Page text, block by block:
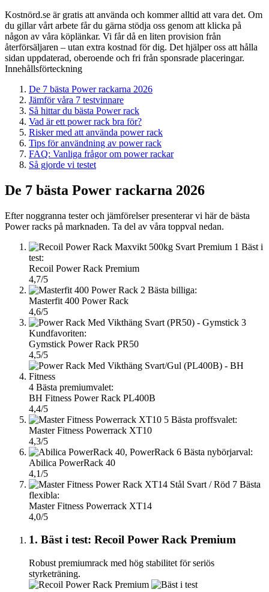
Kostnörd.se är gratis att använda och kommer alltid att vara det. Om
du gillar vårt arbete får du gärna stödja oss genom att klicka på
någon av våra köplänkar. Vi får då en liten provision från
återförsäljaren – utan extra kostnad för dig. Det hjälper oss att hålla
sidan uppdaterad, oberoende och fri från sponsrade placeringar.
Innehållsförteckning
De 7 bästa Power rackarna 2026
Jämför våra 7 testvinnare
Så hittar du bästa Power rack
Vad är ett power rack bra för?
Risker med att använda power rack
Tips för användning av power rack
FAQ: Vanliga frågor om power rackar
Så gjorde vi testet
De 7 bästa Power rackarna 2026
Efter noggranna tester och jämförelser presenterar vi här de bästa
Power racks på marknaden. Ta del av våra toppval nedan.
1 Bäst i
test:
Recoil Power Rack Premium
4,7/5
2 Bästa billiga:
Masterfit 400 Power Rack
4,6/5
3
Kundfavoriten:
Gymstick Power Rack PR50
4,5/5
4 Bästa premiumvalet:
BH Fitness Power Rack PL400B
4,4/5
5 Bästa proffsvalet:
Master Fitness Powerrack XT10
4,3/5
6 Bästa nybörjarval:
Abilica PowerRack 40
4,1/5
7 Bästa
flexibla:
Master Fitness Powerrack XT14
4,0/5
1. Bäst i test: Recoil Power Rack Premium
Robust premiumrack med hög stabilitet för seriös
styrketräning.